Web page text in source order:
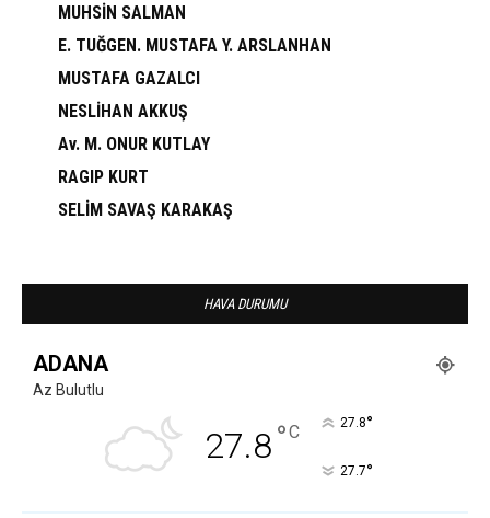
MUHSİN SALMAN
E. TUĞGEN. MUSTAFA Y. ARSLANHAN
MUSTAFA GAZALCI
NESLİHAN AKKUŞ
Av. M. ONUR KUTLAY
RAGIP KURT
SELİM SAVAŞ KARAKAŞ
HAVA DURUMU
ADANA
Az Bulutlu
27.8°C 27.8°
27.7°